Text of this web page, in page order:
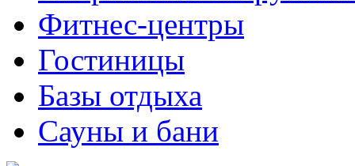
Фитнес-центры
Гостиницы
Базы отдыха
Сауны и бани